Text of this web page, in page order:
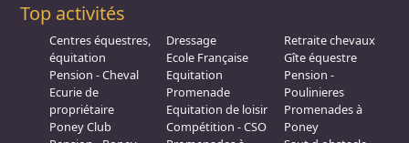
Top activités
Centres équestres,
équitation
Pension - Cheval
Ecurie de
propriétaire
Poney Club
Dressage
Ecole Française
Equitation
Promenade
Equitation de loisir
Compétition - CSO
Retraite chevaux
Gîte équestre
Pension -
Poulinieres
Promenades à
Poney